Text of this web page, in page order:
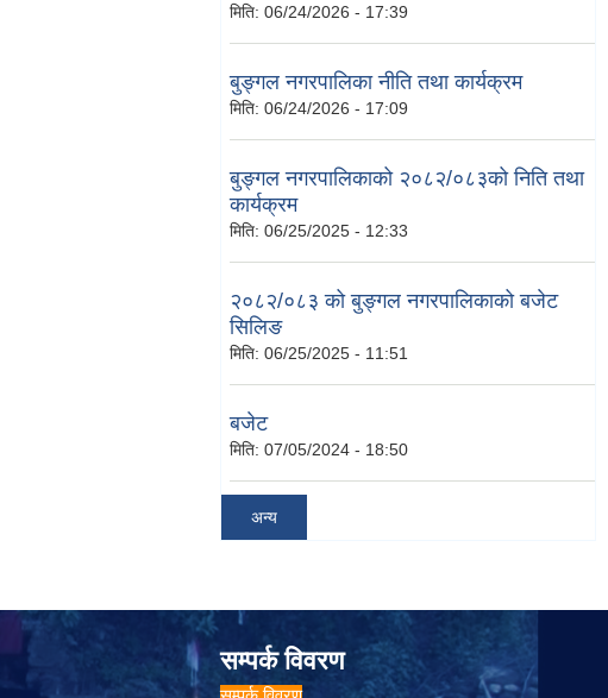
मिति: 06/24/2026 - 17:39
बुङ्गल नगरपालिका नीति तथा कार्यक्रम
मिति: 06/24/2026 - 17:09
बुङ्गल नगरपालिकाको २०८२/०८३को निति तथा
कार्यक्रम
मिति: 06/25/2025 - 12:33
२०८२/०८३ को बुङ्गल नगरपालिकाको बजेट
सिलिङ
मिति: 06/25/2025 - 11:51
बजेट
मिति: 07/05/2024 - 18:50
अन्य
सम्पर्क विवरण